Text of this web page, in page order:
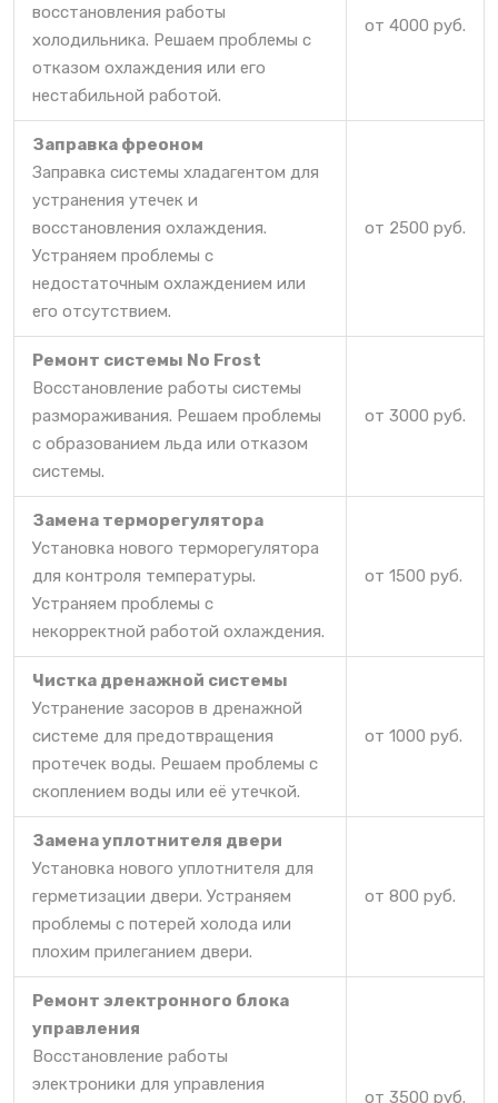
восстановления работы
холодильника. Решаем проблемы с
отказом охлаждения или его
нестабильной работой.
от 4000 руб.
Заправка фреоном
Заправка системы хладагентом для
устранения утечек и
восстановления охлаждения.
Устраняем проблемы с
недостаточным охлаждением или
его отсутствием.
от 2500 руб.
Ремонт системы No Frost
Восстановление работы системы
размораживания. Решаем проблемы
с образованием льда или отказом
системы.
от 3000 руб.
Замена терморегулятора
Установка нового терморегулятора
для контроля температуры.
Устраняем проблемы с
некорректной работой охлаждения.
от 1500 руб.
Чистка дренажной системы
Устранение засоров в дренажной
системе для предотвращения
протечек воды. Решаем проблемы с
скоплением воды или её утечкой.
от 1000 руб.
Замена уплотнителя двери
Установка нового уплотнителя для
герметизации двери. Устраняем
проблемы с потерей холода или
плохим прилеганием двери.
от 800 руб.
Ремонт электронного блока
управления
Восстановление работы
электроники для управления
от 3500 руб.